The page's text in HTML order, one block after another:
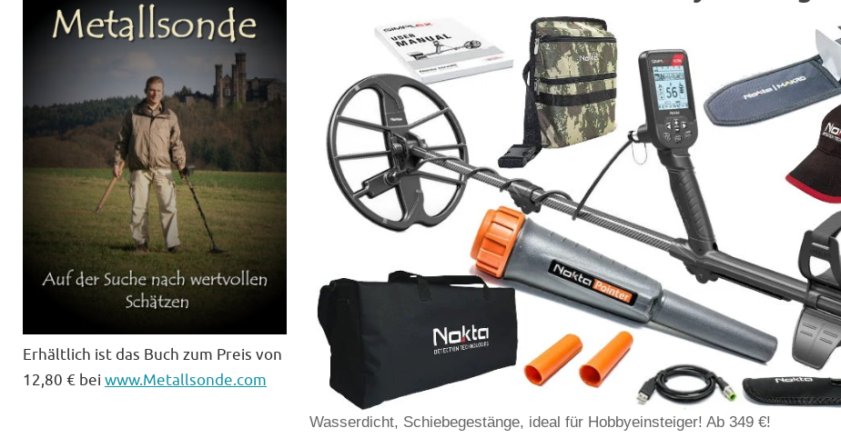
Wasserdicht, Schiebegestänge, ideal für Hobbyeinsteiger! Ab 349 €!
Erhältlich ist das Buch zum Preis von
12,80 € bei www.Metallsonde.com